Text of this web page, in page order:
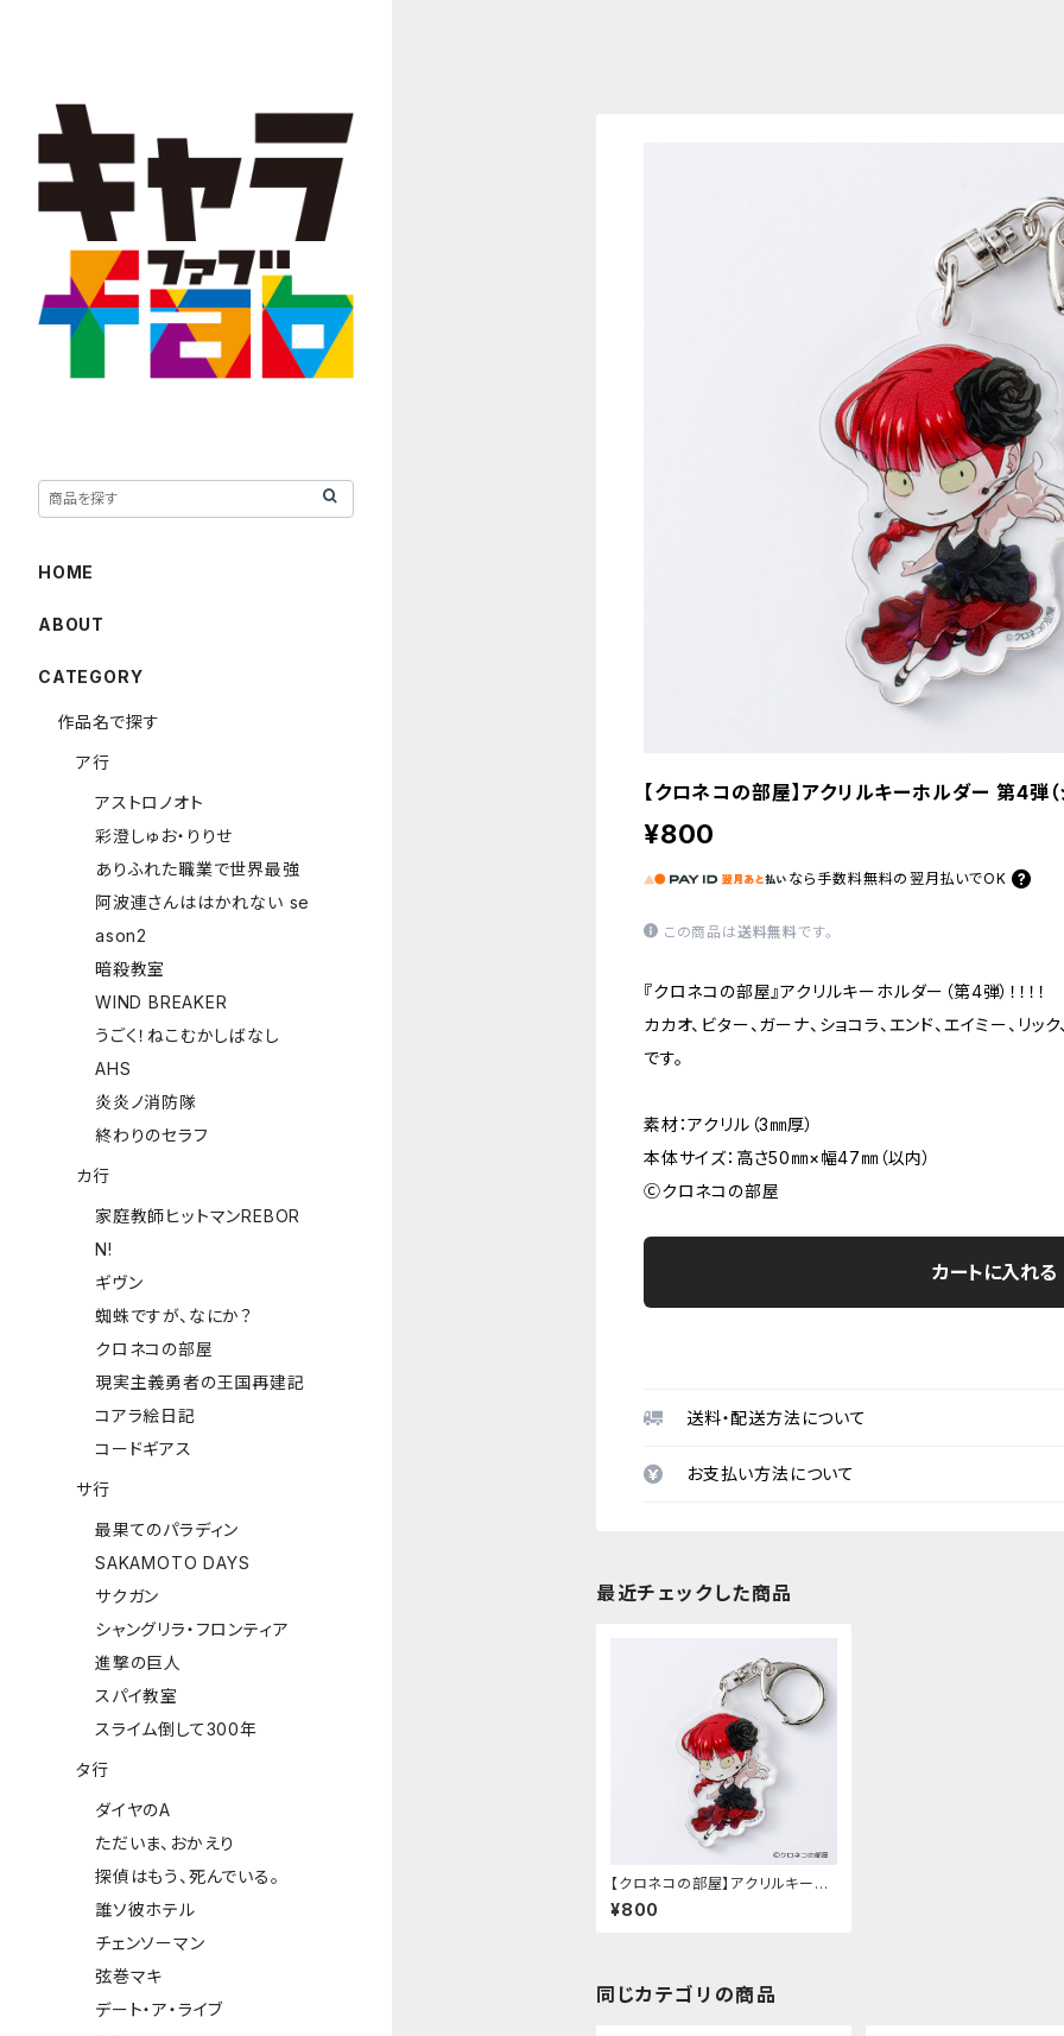
【クロネコの部屋】アクリルキーホルダー 第4弾（
¥800
なら 手数料無料の 翌月払いでOK
この商品は送料無料です。
『クロネコの部屋』アクリルキーホルダー（第4弾）！！！！
カカオ、ビター、ガーナ、ショコラ、エンド、エイミー、リ
です。
素材：アクリル（3㎜厚）
本体サイズ：高さ50㎜×幅47㎜（以内）
Ⓒクロネコの部屋
カートに入れる
送料・配送方法について
お支払い方法について
最近チェックした商品
【クロネコの部屋】アクリルキーホ
ルダー 第4弾（ショコラ）
¥800
同じカテゴリの商品
HOME
ABOUT
CATEGORY
作品名で探す
ア行
アストロノオト
彩澄しゅお・りりせ
ありふれた職業で世界最強
阿波連さんははかれない se
ason2
暗殺教室
WIND BREAKER
うごく！ねこむかしばなし
AHS
炎炎ノ消防隊
終わりのセラフ
カ行
家庭教師ヒットマンREBOR
N!
ギヴン
蜘蛛ですが、なにか？
クロネコの部屋
現実主義勇者の王国再建記
コアラ絵日記
コードギアス
サ行
最果てのパラディン
SAKAMOTO DAYS
サクガン
シャングリラ・フロンティア
進撃の巨人
スパイ教室
スライム倒して300年
タ行
ダイヤのA
ただいま、おかえり
探偵はもう、死んでいる。
誰ソ彼ホテル
チェンソーマン
弦巻マキ
デート・ア・ライブ